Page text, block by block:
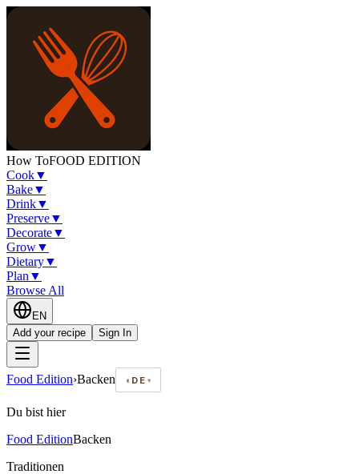
How ToFOOD EDITION
Cook▼
Bake▼
Drink▼
Preserve▼
Decorate▼
Grow▼
Dietary▼
Plan ▼
Browse All
EN
Add your recipe
Sign In
Food Edition›Backen ◐ DE ▾
Du bist hier
Food EditionBacken
Traditionen